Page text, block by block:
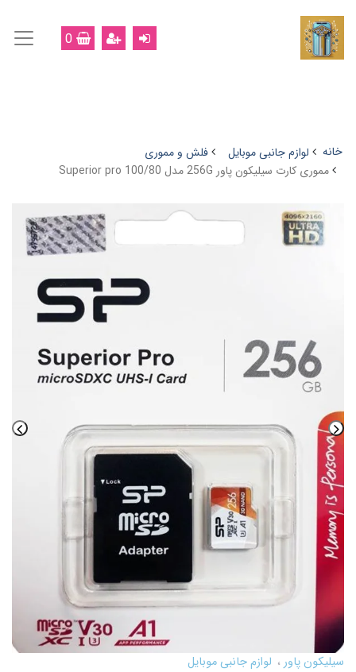
0
خانه لوازم جانبی موبایل
فلش و مموری
مموری کارت سیلیکون پاور 256G مدل Superior pro 100/80
سیلیکون پاور لوازم جانبی موبایل